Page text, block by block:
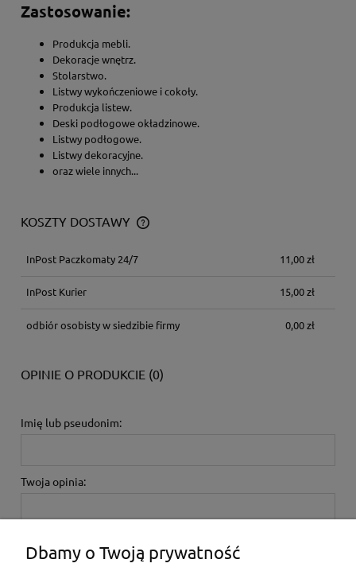
Zastosowanie:
Produkcja mebli.
Dekoracje wnętrz.
Stolarstwo.
Listwy wykończeniowe i cokoły.
Produkcja listew.
Deski podłogowe okładzinowe.
Listwy podłogowe.
Listwy dekoracyjne.
oraz wiele innych...
KOSZTY DOSTAWY
CENA NIE ZAWIERA EWENTUALNYCH KOSZTÓW PŁATNOŚCI
InPost Paczkomaty 24/7 11,00 zł
InPost Kurier 15,00 zł
odbiór osobisty w siedzibie firmy 0,00 zł
OPINIE O PRODUKCIE (0)
Imię lub pseudonim:
Twoja opinia:
Dbamy o Twoją prywatność